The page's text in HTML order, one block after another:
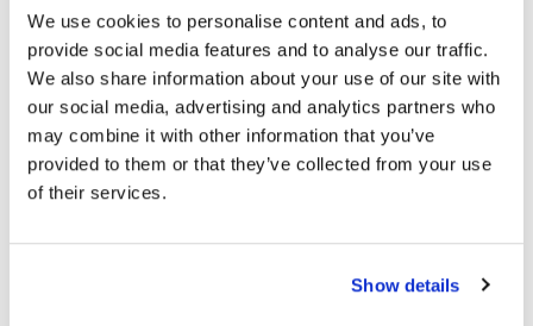
We use cookies to personalise content and ads, to
provide social media features and to analyse our traffic.
We also share information about your use of our site with
our social media, advertising and analytics partners who
may combine it with other information that you’ve
provided to them or that they’ve collected from your use
of their services.
Show details
Zde zadané údaje zpracováváme
výhradně za účelem zodpovězení Vašeho
dotazu.
Jméno*
společnosti Moldex